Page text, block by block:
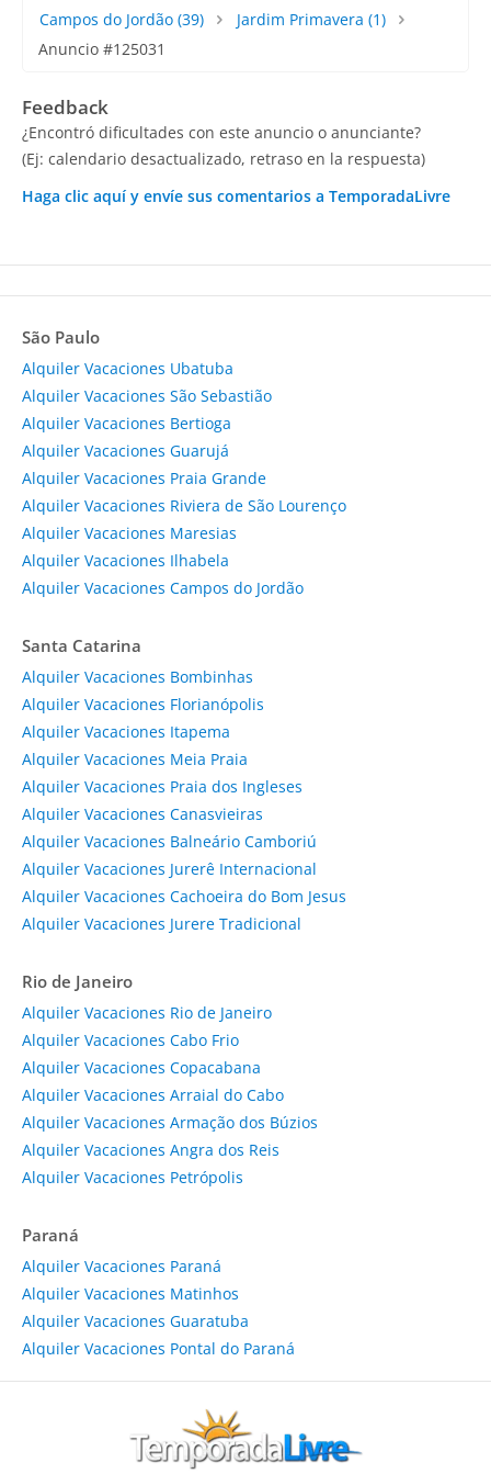
Campos do Jordão (39) Jardim Primavera (1)
Anuncio #125031
Feedback
¿Encontró dificultades con este anuncio o anunciante?
(Ej: calendario desactualizado, retraso en la respuesta)
Haga clic aquí y envíe sus comentarios a TemporadaLivre
São Paulo
Alquiler Vacaciones Ubatuba
Alquiler Vacaciones São Sebastião
Alquiler Vacaciones Bertioga
Alquiler Vacaciones Guarujá
Alquiler Vacaciones Praia Grande
Alquiler Vacaciones Riviera de São Lourenço
Alquiler Vacaciones Maresias
Alquiler Vacaciones Ilhabela
Alquiler Vacaciones Campos do Jordão
Santa Catarina
Alquiler Vacaciones Bombinhas
Alquiler Vacaciones Florianópolis
Alquiler Vacaciones Itapema
Alquiler Vacaciones Meia Praia
Alquiler Vacaciones Praia dos Ingleses
Alquiler Vacaciones Canasvieiras
Alquiler Vacaciones Balneário Camboriú
Alquiler Vacaciones Jurerê Internacional
Alquiler Vacaciones Cachoeira do Bom Jesus
Alquiler Vacaciones Jurere Tradicional
Rio de Janeiro
Alquiler Vacaciones Rio de Janeiro
Alquiler Vacaciones Cabo Frio
Alquiler Vacaciones Copacabana
Alquiler Vacaciones Arraial do Cabo
Alquiler Vacaciones Armação dos Búzios
Alquiler Vacaciones Angra dos Reis
Alquiler Vacaciones Petrópolis
Paraná
Alquiler Vacaciones Paraná
Alquiler Vacaciones Matinhos
Alquiler Vacaciones Guaratuba
Alquiler Vacaciones Pontal do Paraná